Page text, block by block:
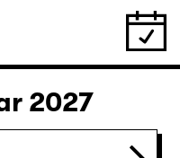
Lover’s
Buchberger